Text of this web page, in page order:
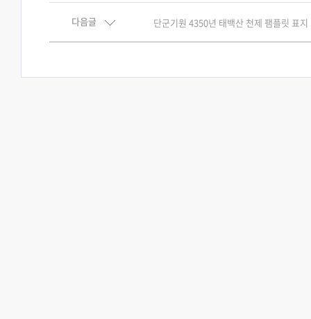
다음글 단군기원 4350년 태백산 천제 팸플릿 표지